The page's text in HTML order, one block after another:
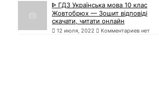
ᐈ ГДЗ Українська мова 10 клас
Жовтобрюх — Зошит відповіді
скачати, читати онлайн
12 июля, 2022 Комментариев нет